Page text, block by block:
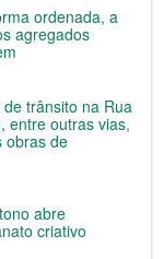
ordenada, a
agregados
trânsito na Rua
entre outras vias,
obras de
abre
criativo